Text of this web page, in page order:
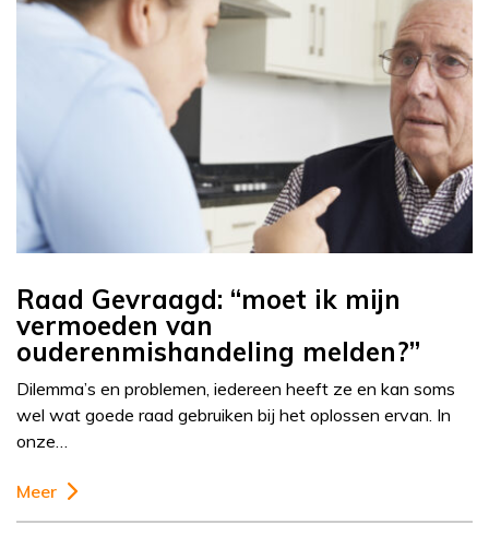
Raad Gevraagd: “moet ik mijn
vermoeden van
ouderenmishandeling melden?”
Dilemma’s en problemen, iedereen heeft ze en kan soms
wel wat goede raad gebruiken bij het oplossen ervan. In
onze…
Meer